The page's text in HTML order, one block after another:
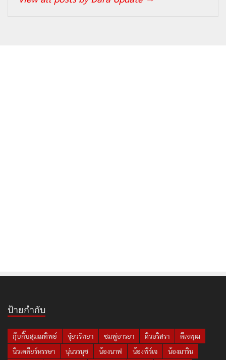
ป้ายกำกับ
กุ๊บกิ๊บสุมณทิพย์ จุ๋ยวรัทยา ชมพู่อารยา ดิวอริสรา
ดีเจพุฒ
นิวเคลียร์หรรษา
นุ่นวรนุช น้องนาฟ น้องพีร์เจ
น้องมาริน